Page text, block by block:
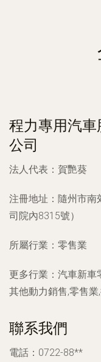
程力專用汽
公司
法人代表： 賀艷葵
注冊地址： 隨州市南
司院內8315號）
所屬行業： 零售業
更多行業： 汽車新車
其他動力銷售,零售
聯系我們
電話：0722-88**